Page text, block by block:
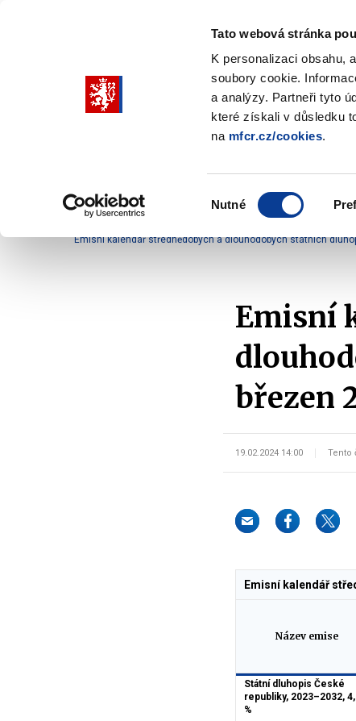
Tato webová stránka
K personalizaci obsahu,
soubory cookie.
a analýzy. Partneři tyto
které získali v důsledku
na mfcr.cz/cookies.
Nutné
submenu
Řízení státního dluhu
Emisní kalendář střednědobých a dlouhodobých státních
Emisní
březen
19.02.2024 14:00 Tento
Emisní kalendář
Název emise
Státní dluhopis České
republiky, 2023–2032,
%